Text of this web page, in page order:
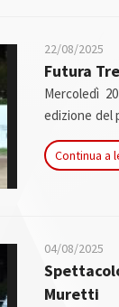
22/08/2025
Futura
Mercoledì
edizione del
i 4 anni sui
Continua a
04/08/2025
Muretti